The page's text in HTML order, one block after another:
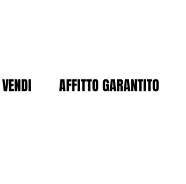
VENDI AFFITTO GARANTITO